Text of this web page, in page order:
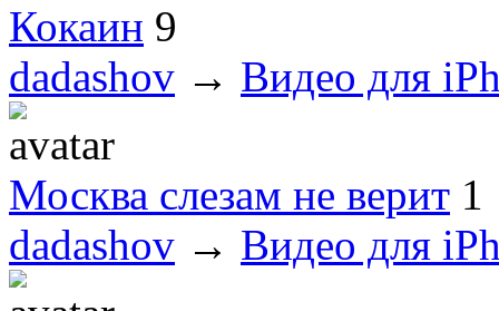
Кокаин 9
dadashov → Видео для
Москва слезам не верит 1
dadashov → Видео для